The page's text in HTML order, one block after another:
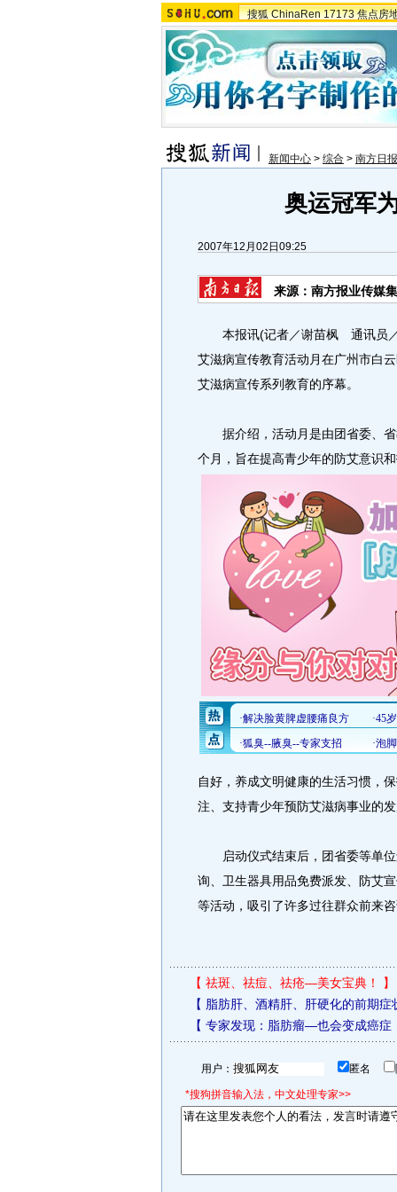
搜狐 ChinaRen 17173 焦点房
新闻中心 > 综合 > 南方日报
奥运冠军
2007年12月02日09:25
来源：南方报业传媒
本报讯(记者／谢苗枫 通讯员／
艾滋病宣传教育活动月在广州市白
艾滋病宣传系列教育的序幕。
据介绍，活动月是由团省委、省
个月，旨在提高青少年的防艾意识
自好，养成文明健康的生活习惯，
注、支持青少年预防艾滋病事业的发
启动仪式结束后，团省委等单位
询、卫生器具用品免费派发、防艾
等活动，吸引了许多过往群众前来咨
【 祛斑、祛痘、祛疮—美女宝典！ 】
【 脂肪肝、酒精肝、肝硬化的前期症
【 专家发现：脂肪瘤—也会变成癌症
用户： 匿名
*搜狗拼音输入法，中文处理专家>>